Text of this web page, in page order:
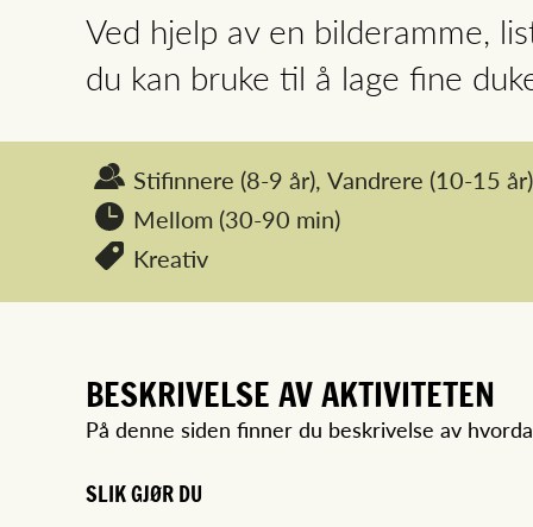
Ved hjelp av en bilderamme,
du kan bruke til å lage fine
Stifinnere (8-9 år), Vandrere (10-15
Mellom (30-90 min)
Kreativ
BESKRIVELSE AV AKTIVITETEN
På denne siden finner du beskrivelse av
SLIK GJØR DU